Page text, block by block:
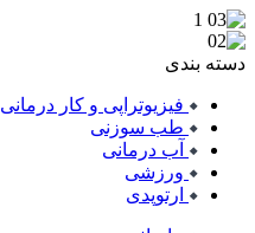
دسته بندی
فیزیوتراپی و کار درمانی
طب سوزنی
آب درمانی
ورزشی
ارتوپدی